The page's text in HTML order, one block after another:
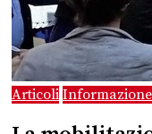
Articoli Informazione